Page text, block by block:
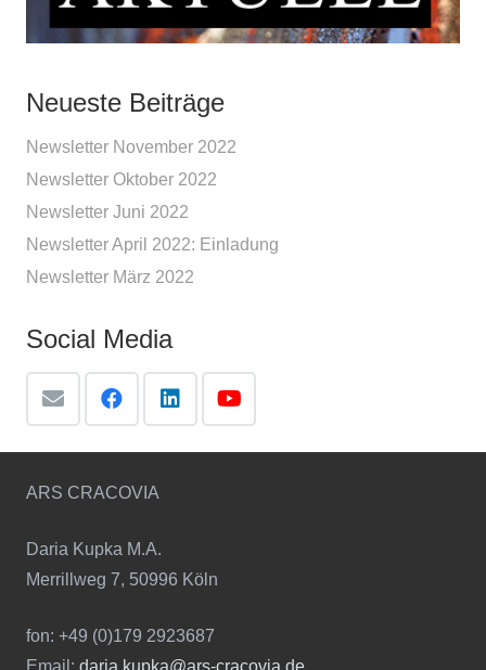
Neueste Beiträge
Newsletter November 2022
Newsletter Oktober 2022
Newsletter Juni 2022
Newsletter April 2022: Einladung
Newsletter März 2022
Social Media
ARS CRACOVIA
Daria Kupka M.A.
Merrillweg 7, 50996 Köln
fon: +49 (0)179 2923687
Email: daria.kupka@ars-cracovia.de